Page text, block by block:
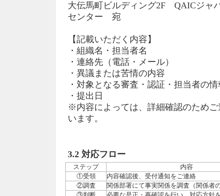
大伝馬町ビルディング2F QAICジャ
センター 宛
【記載いただく内容】
・組織名・担当者名
・連絡先（電話・メール）
・異議または苦情の内容
・対象となる審査・認証・担当者の情
・提出日
※内容によっては、詳細確認のため
います。
3.2 対応フロー
ステップ
内容
①受領
内容確認後、受付通知をご連絡
②調査
関係部署にて事実関係を調査（関係者